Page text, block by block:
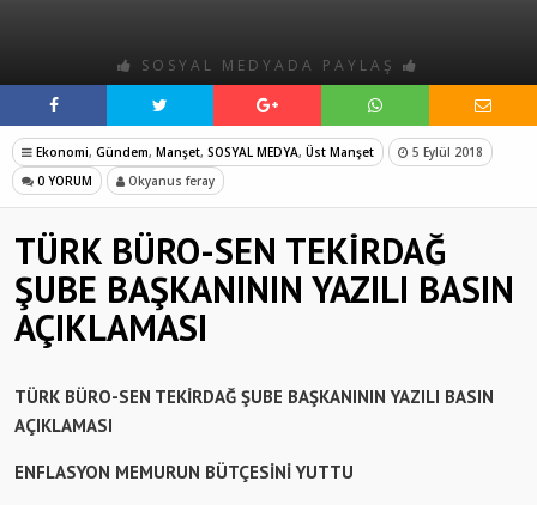
SOSYAL MEDYADA PAYLAŞ
Ekonomi, Gündem, Manşet, SOSYAL MEDYA, Üst Manşet
5 Eylül 2018
0 YORUM
Okyanus feray
TÜRK BÜRO-SEN TEKİRDAĞ
ŞUBE BAŞKANININ YAZILI BASIN
AÇIKLAMASI
TÜRK BÜRO-SEN TEKİRDAĞ ŞUBE BAŞKANININ YAZILI BASIN
AÇIKLAMASI
ENFLASYON MEMURUN BÜTÇESİNİ YUTTU